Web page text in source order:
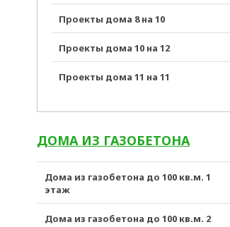
Проекты дома 8 на 10
Проекты дома 10 на 12
Проекты дома 11 на 11
ДОМА ИЗ ГАЗОБЕТОНА
Дома из газобетона до 100 кв.м. 1
этаж
Дома из газобетона до 100 кв.м. 2